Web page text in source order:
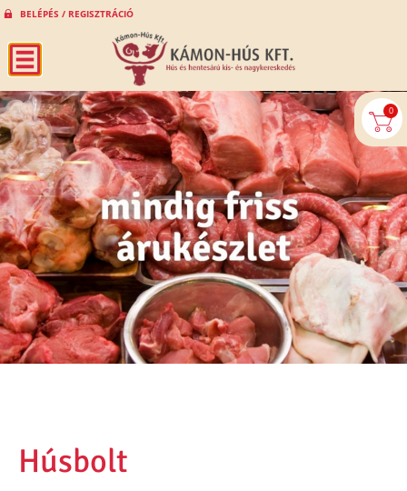
BELÉPÉS / REGISZTRÁCIÓ
0
Húsbolt